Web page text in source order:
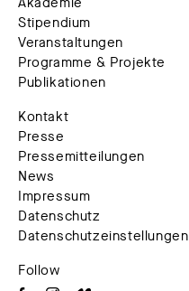
Stipendium
Veranstaltungen
Programme & Projekte
Publikationen
Kontakt
Presse
Pressemitteilungen
News
Impressum
Datenschutz
Datenschutzeinstellungen
Follow